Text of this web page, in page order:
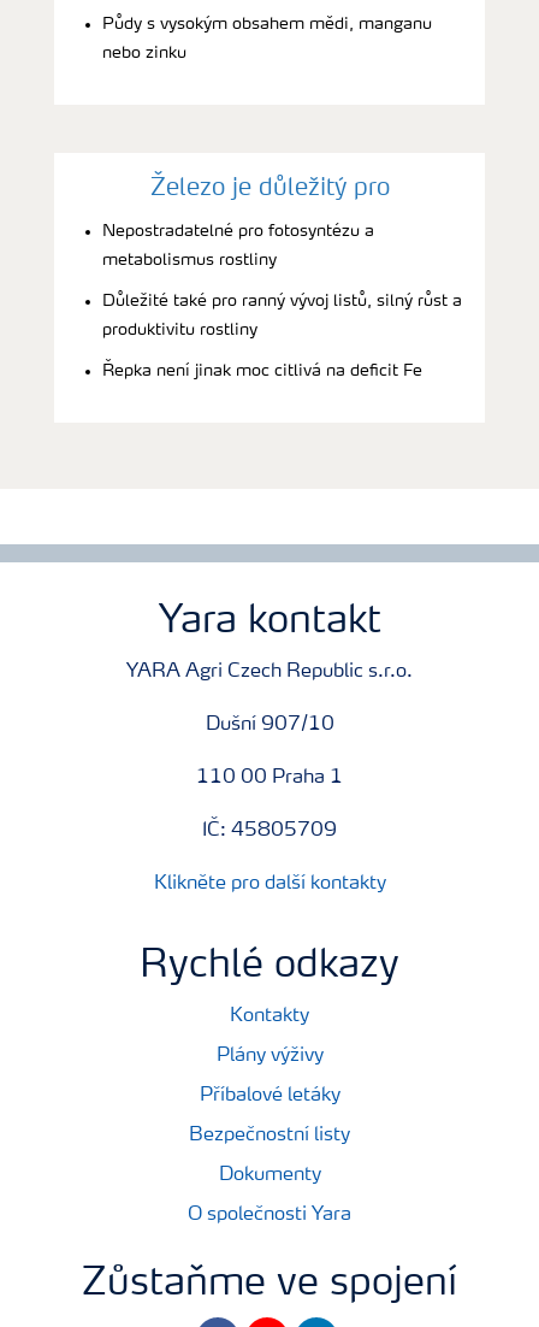
Půdy s vysokým obsahem mědi, manganu
nebo zinku
Železo je důležitý pro
Nepostradatelné pro fotosyntézu a
metabolismus rostliny
Důležité také pro ranný vývoj listů, silný růst a
produktivitu rostliny
Řepka není jinak moc citlivá na deficit Fe
Yara kontakt
YARA Agri Czech Republic s.r.o.
Dušní 907/10
110 00 Praha 1
IČ: 45805709
Klikněte pro další kontakty
Rychlé odkazy
Kontakty
Plány výživy
Příbalové letáky
Bezpečnostní listy
Dokumenty
O společnosti Yara
Zůstaňme ve spojení